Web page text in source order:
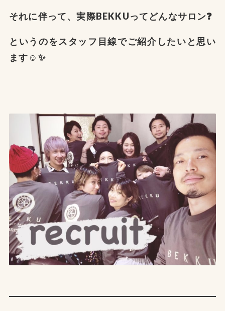
それに伴って、実際BEKKUってどんなサロン❓
というのをスタッフ目線でご紹介したいと思い
ます☺️✨